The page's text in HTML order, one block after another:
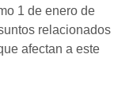
1 de enero de
relacionados
afectan a este